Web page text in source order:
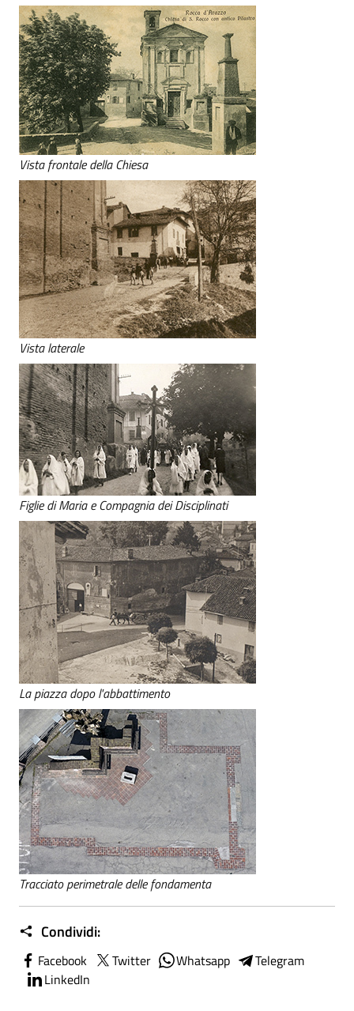
Vista frontale della Chiesa
Vista laterale
Figlie di Maria e Compagnia dei Disciplinati
La piazza dopo l'abbattimento
Tracciato perimetrale delle fondamenta
Condividi:
Facebook Twitter Whatsapp
Telegram
LinkedIn